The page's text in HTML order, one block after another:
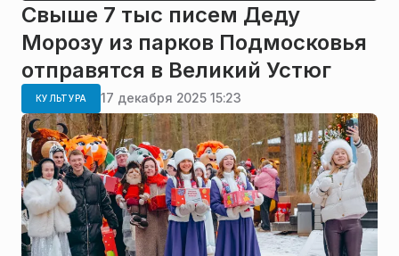
Свыше 7 тыс писем Деду
Морозу из парков Подмосковья
отправятся в Великий Устюг
КУЛЬТУРА 17 декабря 2025 15:23